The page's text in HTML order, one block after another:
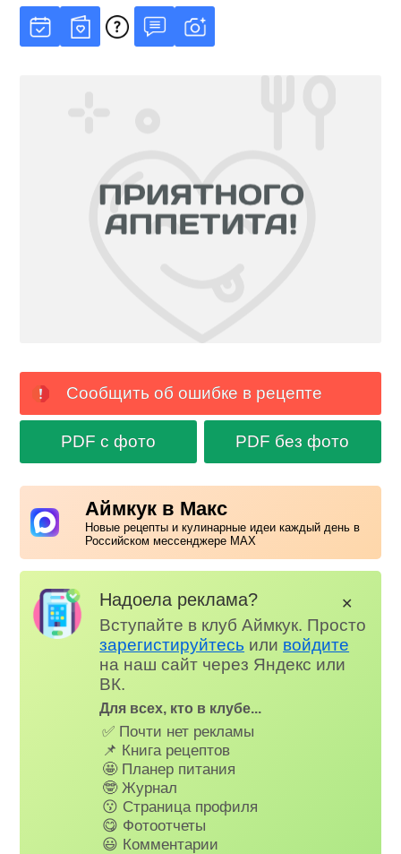
Сообщить об ошибке в рецепте
PDF с фото PDF без фото
Аймкук в Макс
Новые рецепты и кулинарные идеи каждый день в
Российском мессенджере MAX
Надоела реклама?
Вступайте в клуб Аймкук. Просто
зарегистируйтесь или войдите
на наш сайт через Яндекс или
ВК.
Для всех, кто в клубе...
✅ Почти нет рекламы
📌 Книга рецептов
🤩 Планер питания
🤓 Журнал
😗 Страница профиля
😋 Фотоотчеты
😃 Комментарии
✕